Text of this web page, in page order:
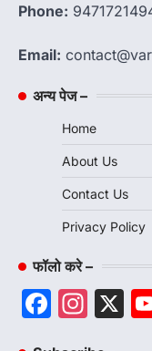
Phone:
Email:
अन्य पेज –
Home
About Us
Contact Us
Privacy Policy
फॉलो करे –
X